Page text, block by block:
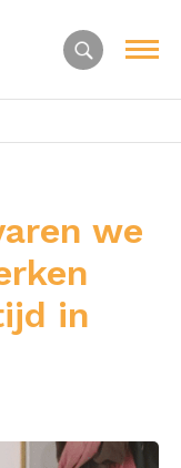
we
in